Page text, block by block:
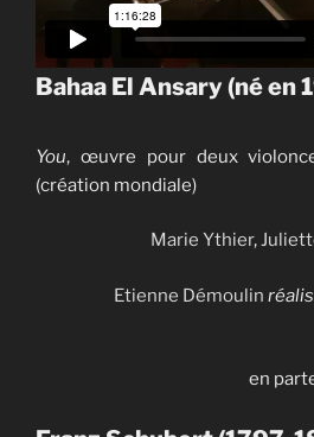
Bahaa El Ansary (né en
You, œuvre pour deux
(création mondiale)
Marie Ythier,
Etienne Démoulin
en